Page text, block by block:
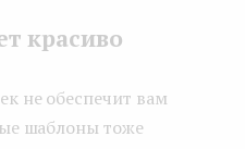
красиво
не обеспечит вам
шаблоны тоже